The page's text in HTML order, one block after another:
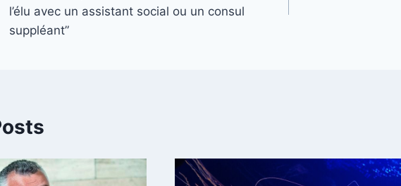
l’élu avec un assistant social ou un consul
suppléant”